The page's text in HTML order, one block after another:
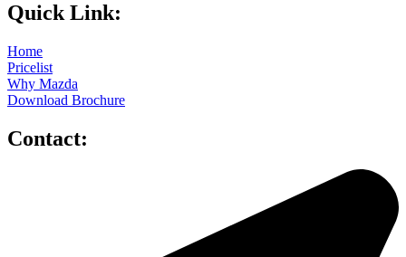
Quick Link:
Home
Pricelist
Why Mazda
Download Brochure
Contact: